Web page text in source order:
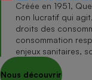
Créée en 1951,
non lucratif qui
droits des
consommation
enjeux sanitaires,
Nous découvrir